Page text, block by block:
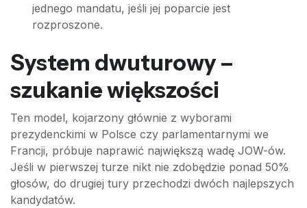
jednego mandatu, jeśli jej poparcie jest
rozproszone.
System dwuturowy –
szukanie większości
Ten model, kojarzony głównie z wyborami
prezydenckimi w Polsce czy parlamentarnymi we
Francji, próbuje naprawić największą wadę JOW-ów.
Jeśli w pierwszej turze nikt nie zdobędzie ponad 50%
głosów, do drugiej tury przechodzi dwóch najlepszych
kandydatów.